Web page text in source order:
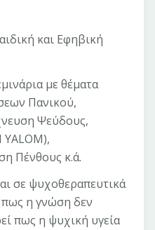
και Εφηβική
με θέματα
Πανικού,
Ψεύδους,
Πένθους κ.ά.
σε ψυχοθεραπευτικά
πως η γνώση δεν
πως η ψυχική υγεία